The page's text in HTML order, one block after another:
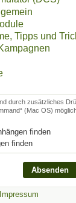
durch zusätzliches
(Mac OS)
finden
finden
Impressum